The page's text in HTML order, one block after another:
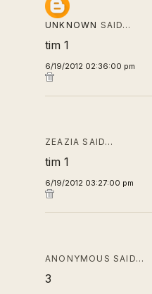
UNKNOWN SAID…
tim 1
6/19/2012 02:36:00 pm
ZEAZIA SAID…
tim 1
6/19/2012 03:27:00 pm
ANONYMOUS SAID…
3